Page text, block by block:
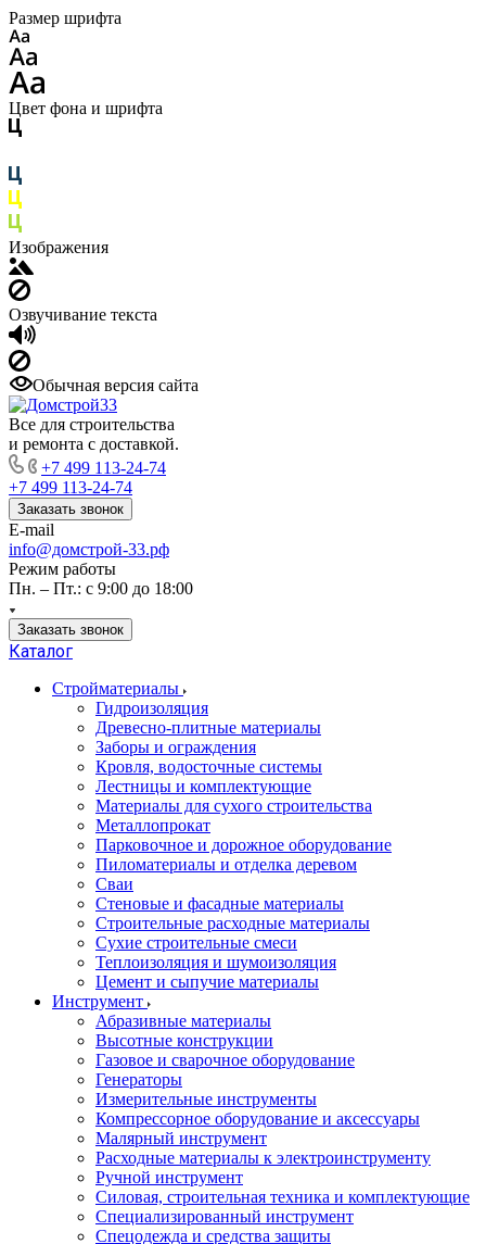
Размер шрифта
Цвет фона и шрифта
Изображения
Озвучивание текста
Обычная версия сайта
Все для строительства
и ремонта с доставкой.
+7 499 113-24-74
+7 499 113-24-74
Заказать звонок
E-mail
info@домстрой-33.рф
Режим работы
Пн. – Пт.: с 9:00 до 18:00
Заказать звонок
Каталог
Стройматериалы
Гидроизоляция
Древесно-плитные материалы
Заборы и ограждения
Кровля, водосточные системы
Лестницы и комплектующие
Материалы для сухого строительства
Металлопрокат
Парковочное и дорожное оборудование
Пиломатериалы и отделка деревом
Сваи
Стеновые и фасадные материалы
Строительные расходные материалы
Сухие строительные смеси
Теплоизоляция и шумоизоляция
Цемент и сыпучие материалы
Инструмент
Абразивные материалы
Высотные конструкции
Газовое и сварочное оборудование
Генераторы
Измерительные инструменты
Компрессорное оборудование и аксессуары
Малярный инструмент
Расходные материалы к электроинструменту
Ручной инструмент
Силовая, строительная техника и комплектующие
Специализированный инструмент
Спецодежда и средства защиты